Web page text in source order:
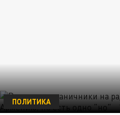
ПОЛИТИКА